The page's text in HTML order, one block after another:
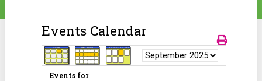
Events Calendar
Events for